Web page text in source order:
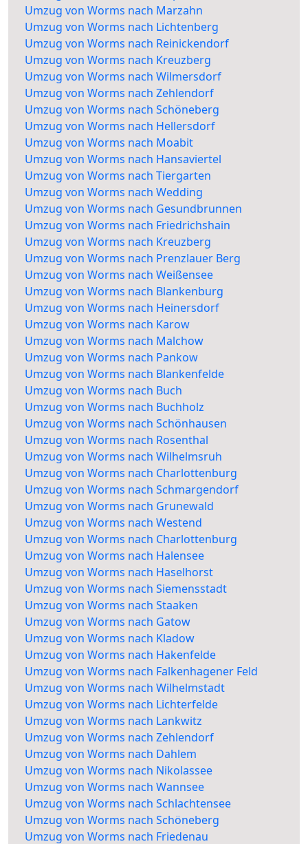
Umzug von Worms nach Marzahn
Umzug von Worms nach Lichtenberg
Umzug von Worms nach Reinickendorf
Umzug von Worms nach Kreuzberg
Umzug von Worms nach Wilmersdorf
Umzug von Worms nach Zehlendorf
Umzug von Worms nach Schöneberg
Umzug von Worms nach Hellersdorf
Umzug von Worms nach Moabit
Umzug von Worms nach Hansaviertel
Umzug von Worms nach Tiergarten
Umzug von Worms nach Wedding
Umzug von Worms nach Gesundbrunnen
Umzug von Worms nach Friedrichshain
Umzug von Worms nach Kreuzberg
Umzug von Worms nach Prenzlauer Berg
Umzug von Worms nach Weißensee
Umzug von Worms nach Blankenburg
Umzug von Worms nach Heinersdorf
Umzug von Worms nach Karow
Umzug von Worms nach Malchow
Umzug von Worms nach Pankow
Umzug von Worms nach Blankenfelde
Umzug von Worms nach Buch
Umzug von Worms nach Buchholz
Umzug von Worms nach Schönhausen
Umzug von Worms nach Rosenthal
Umzug von Worms nach Wilhelmsruh
Umzug von Worms nach Charlottenburg
Umzug von Worms nach Schmargendorf
Umzug von Worms nach Grunewald
Umzug von Worms nach Westend
Umzug von Worms nach Charlottenburg
Umzug von Worms nach Halensee
Umzug von Worms nach Haselhorst
Umzug von Worms nach Siemensstadt
Umzug von Worms nach Staaken
Umzug von Worms nach Gatow
Umzug von Worms nach Kladow
Umzug von Worms nach Hakenfelde
Umzug von Worms nach Falkenhagener Feld
Umzug von Worms nach Wilhelmstadt
Umzug von Worms nach Lichterfelde
Umzug von Worms nach Lankwitz
Umzug von Worms nach Zehlendorf
Umzug von Worms nach Dahlem
Umzug von Worms nach Nikolassee
Umzug von Worms nach Wannsee
Umzug von Worms nach Schlachtensee
Umzug von Worms nach Schöneberg
Umzug von Worms nach Friedenau